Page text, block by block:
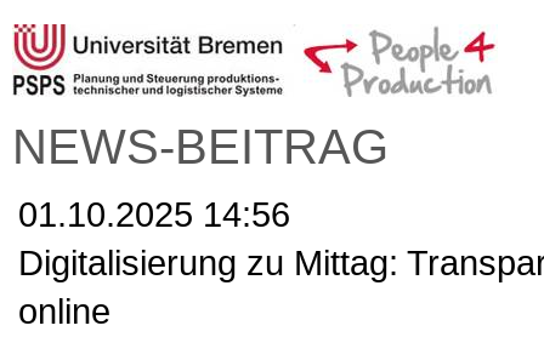
NEWS-BEITRAG
01.10.2025 14:56
Digitalisierung zu Mittag:
online